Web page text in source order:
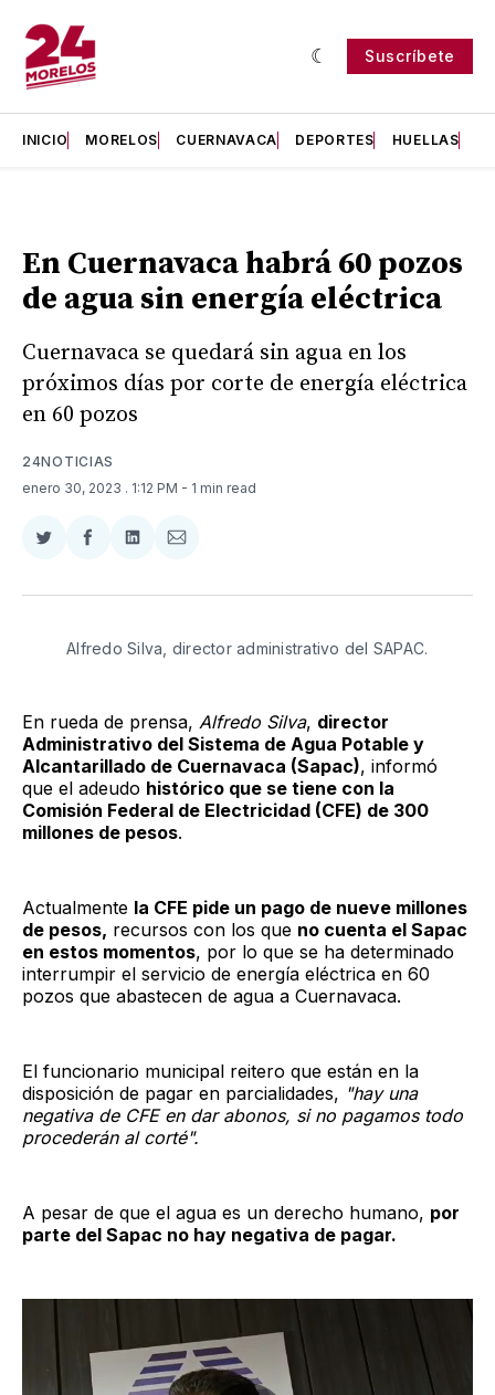
Suscríbete
INICIO MORELOS CUERNAVACA DEPORTES HUELLAS
En Cuernavaca habrá 60 pozos
de agua sin energía eléctrica
Cuernavaca se quedará sin agua en los
próximos días por corte de energía eléctrica
en 60 pozos
24NOTICIAS
enero 30, 2023 . 1:12 PM - 1 min read
Compartir
Twitter
Compartir
Facebook
Compartir
LinkedIn
Compartir
Email
Alfredo Silva, director administrativo del SAPAC.
En rueda de prensa, Alfredo Silva, director
Administrativo del Sistema de Agua Potable y
Alcantarillado de Cuernavaca (Sapac), informó
que el adeudo histórico que se tiene con la
Comisión Federal de Electricidad (CFE) de 300
millones de pesos.
Actualmente la CFE pide un pago de nueve millones
de pesos, recursos con los que no cuenta el Sapac
en estos momentos, por lo que se ha determinado
interrumpir el servicio de energía eléctrica en 60
pozos que abastecen de agua a Cuernavaca.
El funcionario municipal reitero que están en la
disposición de pagar en parcialidades, "hay una
negativa de CFE en dar abonos, si no pagamos todo
procederán al corté".
A pesar de que el agua es un derecho humano, por
parte del Sapac no hay negativa de pagar.